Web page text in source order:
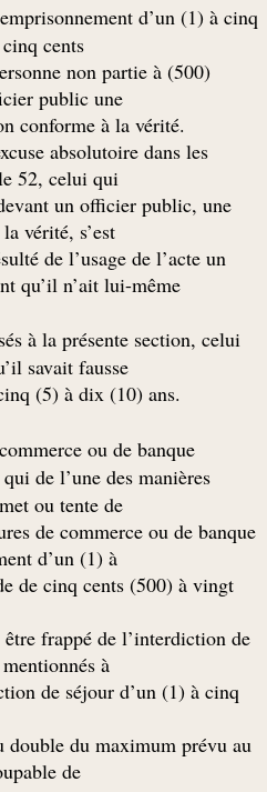
d’un (1) à cinq
cents
non partie à
public une
.déclaration qu’elle savait non conforme à la vérité
absolutoire dans les
52, celui qui
un officier public, une
vérité, s’est
de l’usage de l’acte un
qu’il n’ait lui-même
à la présente section, celui
savait fausse
.est puni de la réclusion de cinq (5) à dix (10) ans
ou de banque
de l’une des manières
ou tente de
de commerce ou de banque
d’un (1) à
de cinq cents (500) à vingt
frappé de l’interdiction de
à
de séjour d’un (1) à cinq
double du maximum prévu au
de